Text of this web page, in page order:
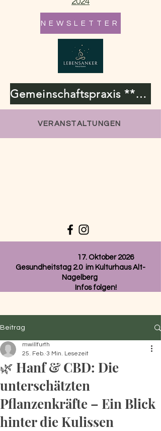
Gemeinschaftspraxis **Lebensanker & Bioresonanz**
N E W S L E T T E R
VERANSTALTUNGEN
17. Oktober 2026
Gesundheitstag 2.0 im Kulturhaus Alt-
Nagelberg
Infos folgen!
Beitrag
🌿 Hanf & CBD: Die
unterschätzten
Pflanzenkräfte – Ein Blick
hinter die Kulissen
mwillfurth
25. Feb. 3 Min. Lesezeit